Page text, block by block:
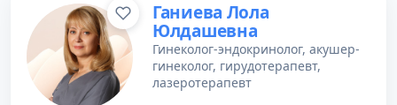
Ганиева Лола
Юлдашевна
Гинеколог-эндокринолог, акушер-
гинеколог, гирудотерапевт,
лазеротерапевт